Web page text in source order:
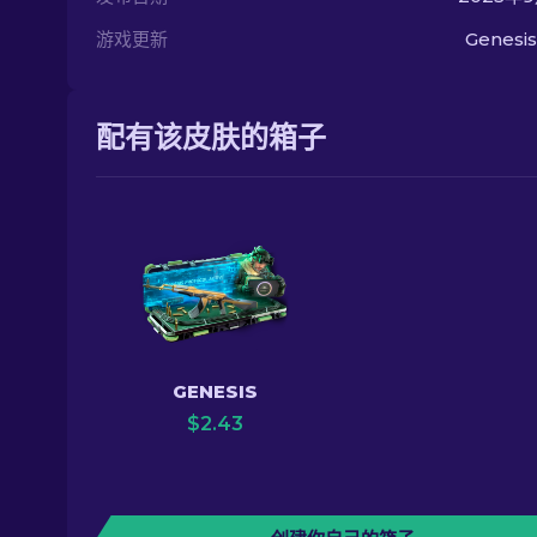
游戏更新
配有该皮肤的箱子
GENESIS
$2.43